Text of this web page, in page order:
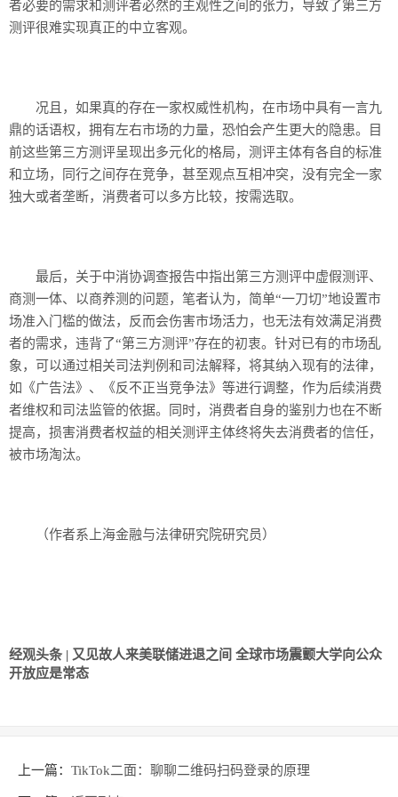
者必要的需求和测评者必然的主观性之间的张力，导致了第三方
测评很难实现真正的中立客观。
况且，如果真的存在一家权威性机构，在市场中具有一言九
鼎的话语权，拥有左右市场的力量，恐怕会产生更大的隐患。目
前这些第三方测评呈现出多元化的格局，测评主体有各自的标准
和立场，同行之间存在竞争，甚至观点互相冲突，没有完全一家
独大或者垄断，消费者可以多方比较，按需选取。
最后，关于中消协调查报告中指出第三方测评中虚假测评、
商测一体、以商养测的问题，笔者认为，简单“一刀切”地设置市
场准入门槛的做法，反而会伤害市场活力，也无法有效满足消费
者的需求，违背了“第三方测评”存在的初衷。针对已有的市场乱
象，可以通过相关司法判例和司法解释，将其纳入现有的法律，
如《广告法》、《反不正当竞争法》等进行调整，作为后续消费
者维权和司法监管的依据。同时，消费者自身的鉴别力也在不断
提高，损害消费者权益的相关测评主体终将失去消费者的信任，
被市场淘汰。
（作者系上海金融与法律研究院研究员）
经观头条 | 又见故人来美联储进退之间 全球市场震颤大学向公众
开放应是常态
上一篇： TikTok二面：聊聊二维码扫码登录的原理